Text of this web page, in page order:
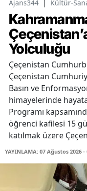
Ajans344 | Kültür-
Yolculuğu
Çeçenistan
Çeçenistan
Basın ve
himayelerinde
Programı
öğrenci kafilesi 15
katılmak üzere
YAYINLAMA: 07 Ağustos 2026 -